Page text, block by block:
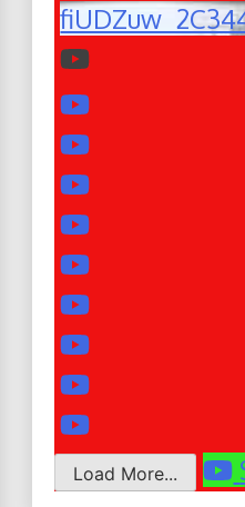
Load More...